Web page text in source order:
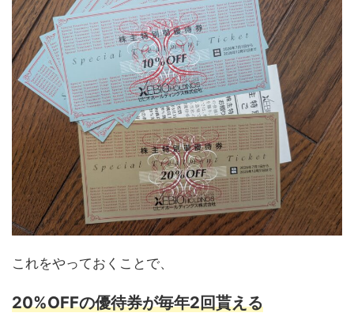
これをやっておくことで、
20%OFFの優待券が毎年2回貰える